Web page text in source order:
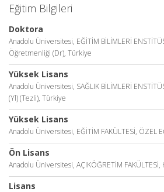
Eğitim Bilgileri
Doktora
Anadolu Üniversitesi, EĞİTİM BİLİMLERİ
Öğretmenliği (Dr), Türkiye
Yüksek Lisans
Anadolu Üniversitesi, SAĞLIK BİLİMLERİ
(Yl) (Tezli), Türkiye
Yüksek Lisans
Anadolu Üniversitesi, EĞİTİM FAKÜLTESİ, ÖZEL
Ön Lisans
Anadolu Üniversitesi, AÇIKÖĞRETİM
Lisans